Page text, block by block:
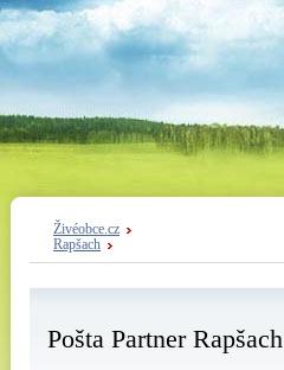
Živéobce.cz
Rapšach
Pošta Partner Rapšach